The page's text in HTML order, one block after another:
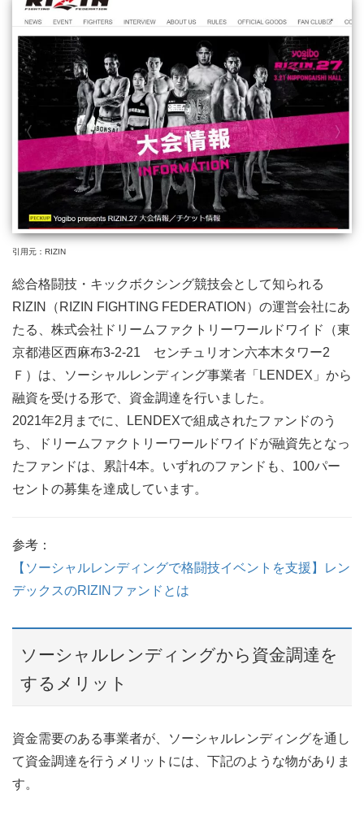
引用元：RIZIN
総合格闘技・キックボクシング競技会として知られる
RIZIN（RIZIN FIGHTING FEDERATION）の運営会社にあ
たる、株式会社ドリームファクトリーワールドワイド（東
京都港区西麻布3-2-21 センチュリオン六本木タワー2
Ｆ）は、ソーシャルレンディング事業者「LENDEX」から
融資を受ける形で、資金調達を行いました。
2021年2月までに、LENDEXで組成されたファンドのう
ち、ドリームファクトリーワールドワイドが融資先となっ
たファンドは、累計4本。いずれのファンドも、100パー
セントの募集を達成しています。
参考：
【ソーシャルレンディングで格闘技イベントを支援】レン
デックスのRIZINファンドとは
ソーシャルレンディングから資金調達を
するメリット
資金需要のある事業者が、ソーシャルレンディングを通し
て資金調達を行うメリットには、下記のような物がありま
す。